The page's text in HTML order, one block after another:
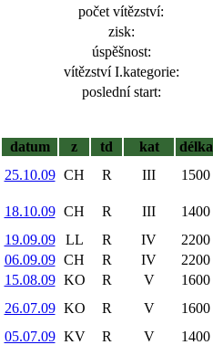
počet vítězství:
zisk:
úspěšnost:
vítězství I.kategorie:
poslední start:
datum
z td kat délka
25.10.09 CH R III 1500
18.10.09 CH R III 1400
19.09.09
LL R IV 2200
06.09.09 CH R IV 2200
15.08.09 KO R V 1600
26.07.09 KO R V 1600
05.07.09 KV R V 1400